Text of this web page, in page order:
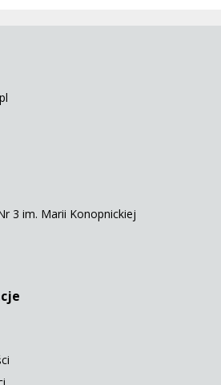
3 im. Marii Konopnickiej